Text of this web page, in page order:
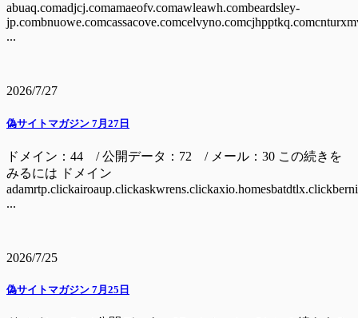
abuaq.comadjcj.comamaeofv.comawleawh.combeardsley-
...
2026/7/27
偽サイトマガジン 7月27日
ドメイン：44 / 公開データ：72 / メール：30 この続きを
みるには ドメイン
...
2026/7/25
偽サイトマガジン 7月25日